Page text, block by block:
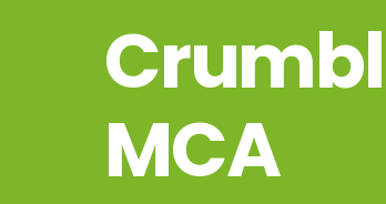
MCA